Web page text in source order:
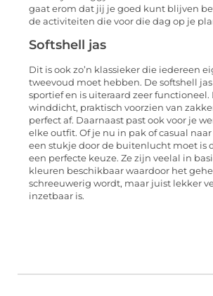
gaat erom dat jij je goed kunt blijven
de activiteiten die voor die dag op je
Softshell jas
Dit is ook zo’n klassieker die iedereen
tweevoud moet hebben. De softshell
sportief en is uiteraard zeer functioneel.
winddicht, praktisch voorzien van
perfect af. Daarnaast past ook voor je
elke outfit. Of je nu in pak of casual
een stukje door de buitenlucht moet is
een perfecte keuze. Ze zijn veelal in
kleuren beschikbaar waardoor het
schreeuwerig wordt, maar juist lekker
inzetbaar is.